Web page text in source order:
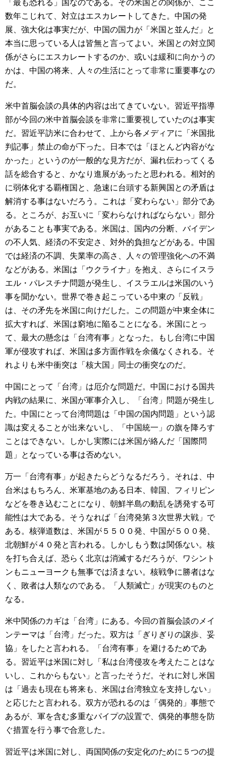
「最も恐れる」国なのである。その米国との関係が、ここ
数年こじれて、対立はエスカレートしてきた。中国の発
展、強大化は事実だが、中国の国力が「米国と並んだ」と
本当に思っている人は皆無と言ってよい。米国との対立関
係がさらにエスカレートするのか、或いは緩和に向かうの
かは、中国の将来、人々の生活にとって非常に重要事なの
だ。
米中首脳会談の具体的内容は出てきていない。習近平指導
部が今回の米中首脳会談を非常に重要視していたのは事実
だ。習近平訪米に合わせて、上から各メディアに「米国批
判記事」禁止の命が下った。日本では「ほとんど内容がな
かった」というのが一般的な見方だが、漏れ伝わってくる
話を総合すると、かなり進展があったと思われる。相対的
に弱体化する覇権国と、急速に台頭する新興国との矛盾は
解消する事はないだろう。これは「変わらない」部分であ
る。ところが、お互いに「変わらなければならない」部分
があることも事実である。米国は、国内の分断、バイデン
の不人気、経済の不安定さ、対外的負担などがある。中国
では経済の不調、失業率の高さ、人々の管理強化への不満
などがある。米国は「ウクライナ」を抱え、さらにイスラ
エル・パレスチナ問題が発生し、イスラエルは米国のいう
事を聞かない。世界で巻き起こっている中東の「反戦」
は、その矛先を米国に向けだした。この問題が中東全体に
拡大すれば、米国は窮地に陥ることになる。米国にとっ
て、最大の懸念は「台湾有事」となった。もし台湾に中国
軍が侵攻すれば、米国は多方面作戦を余儀なくされる。そ
れよりも米中衝突は「核大国」同士の衝突なのだ。
中国にとって「台湾」は厄介な問題だ。中国における国共
内戦の結果に、米国が軍事介入し、「台湾」問題が発生し
た。中国にとって台湾問題は「中国の国内問題」という認
識は変えることが出来ないし、「中国統一」の旗を降ろす
ことはできない。しかし実際には米国が絡んだ「国際問
題」となっている事は否めない。
万一「台湾有事」が起きたらどうなるだろう。それは、中
台米はもちろん、米軍基地のある日本、韓国、フィリピン
などを巻き込むことになり、朝鮮半島の動乱を誘発する可
能性は大である。そうなれば「台湾発第３次世界大戦」で
ある。核弾道数は、米国が５５００発、中国が５００発、
北朝鮮が４０発と言われる。しかしもう数は関係ない。核
を打ち合えば、恐らく北京は消滅するだろうが、ワシント
ンもニューヨークも無事では済まない。核戦争に勝者はな
く、敗者は人類なのである。「人類滅亡」が現実のものと
なる。
米中関係のカギは「台湾」にある。今回の首脳会談のメイ
ンテーマは「台湾」だった。双方は「ぎりぎりの譲歩、妥
協」をしたと言われる。「台湾有事」を避けるためであ
る。習近平は米国に対し「私は台湾侵攻を考えたことはな
いし、これからもない」と言ったそうだ。それに対し米国
は「過去も現在も将来も、米国は台湾独立を支持しない」
と応じたと言われる。双方が恐れるのは「偶発的」事態で
あるが、軍を含む多重なパイプの設置で、偶発的事態を防
ぐ措置を行う事で合意した。
習近平は米国に対し、両国関係の安定化のために５つの提